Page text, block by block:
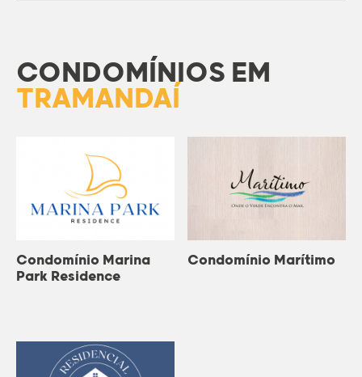
CONDOMÍNIOS EM
TRAMANDAÍ
Condomínio Marina
Park Residence
Condomínio Marítimo